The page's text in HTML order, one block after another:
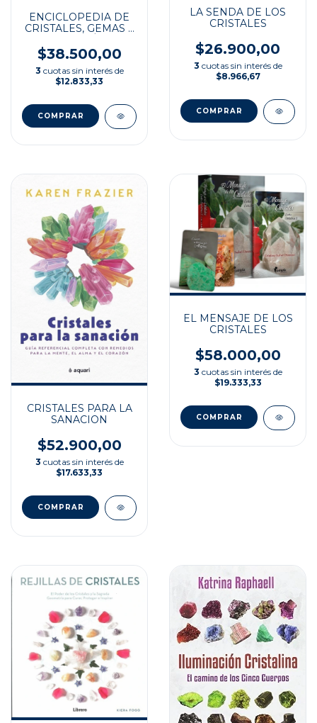
ENCICLOPEDIA DE
CRISTALES, GEMAS Y
$38.500,00
3 cuotas sin interés de
$12.833,33
LA SENDA DE LOS
CRISTALES
$26.900,00
3 cuotas sin interés de
$8.966,67
CRISTALES PARA LA
SANACION
$52.900,00
3 cuotas sin interés de
$17.633,33
EL MENSAJE DE LOS
CRISTALES
$58.000,00
3 cuotas sin interés de
$19.333,33